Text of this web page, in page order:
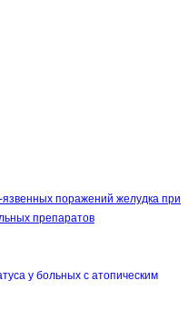
язвенных поражений желудка при
препаратов